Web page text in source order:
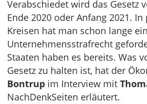
Verabschiedet wird das Gesetz
Ende 2020 oder Anfang 2021.
Kreisen hat man schon lange ein
Unternehmensstrafrecht
Staaten haben es bereits. Was
Gesetz zu halten ist, hat der
Bontrup im Interview mit
NachDenkSeiten erläutert.